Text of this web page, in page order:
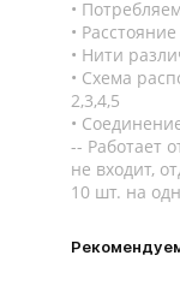
Нити
Схема
2,3,4,5
-- Работает
не входит,
10 шт. на